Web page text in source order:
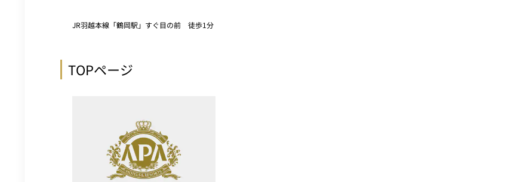
JR羽越本線「鶴岡駅」すぐ目の前 徒歩1分
TOPページ